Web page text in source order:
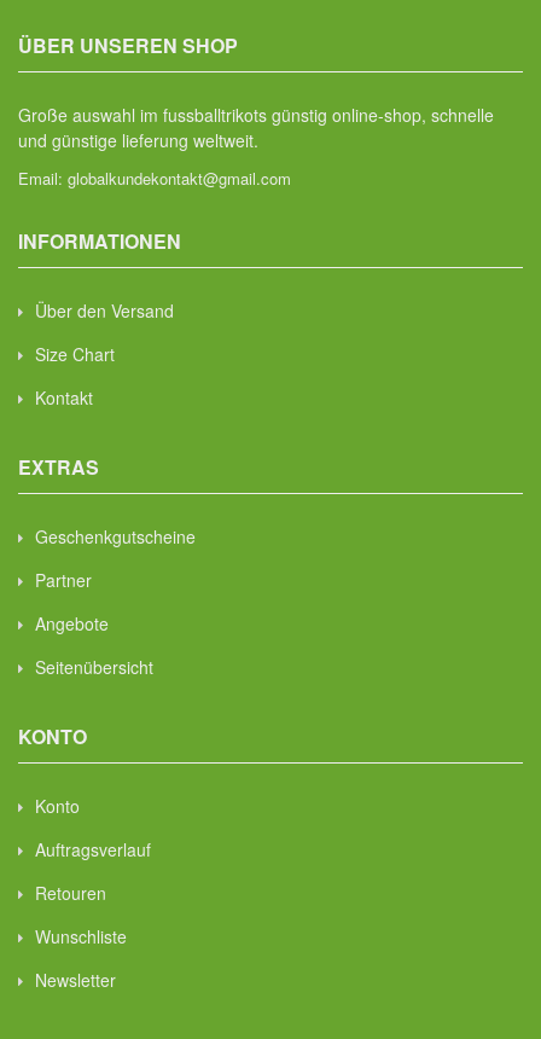
ÜBER UNSEREN SHOP
Große auswahl im fussballtrikots günstig online-shop, schnelle
und günstige lieferung weltweit.
Email: globalkundekontakt@gmail.com
INFORMATIONEN
Über den Versand
Size Chart
Kontakt
EXTRAS
Geschenkgutscheine
Partner
Angebote
Seitenübersicht
KONTO
Konto
Auftragsverlauf
Retouren
Wunschliste
Newsletter